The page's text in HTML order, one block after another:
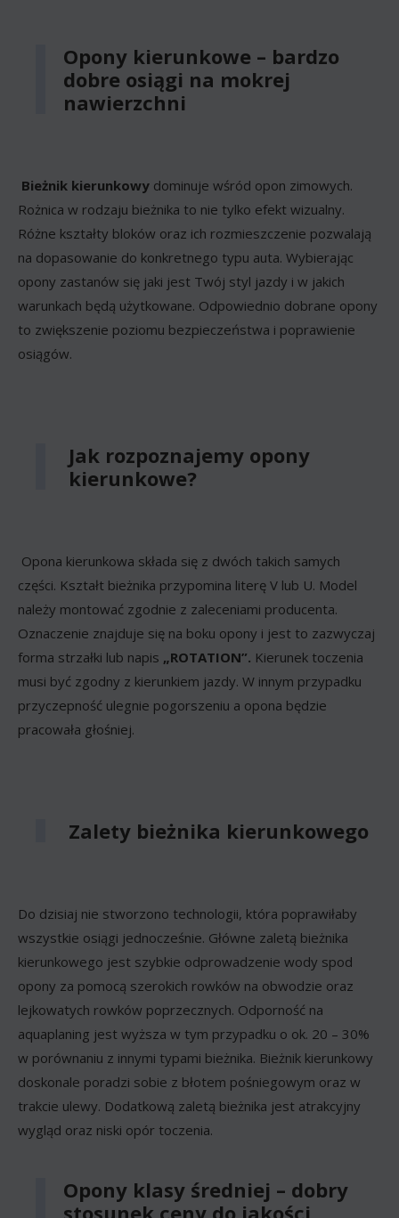
Opony kierunkowe – bardzo
dobre osiągi na mokrej
nawierzchni
Bieżnik kierunkowy dominuje wśród opon zimowych.
Rożnica w rodzaju bieżnika to nie tylko efekt wizualny.
Różne kształty bloków oraz ich rozmieszczenie pozwalają
na dopasowanie do konkretnego typu auta. Wybierając
opony zastanów się jaki jest Twój styl jazdy i w jakich
warunkach będą użytkowane. Odpowiednio dobrane opony
to zwiększenie poziomu bezpieczeństwa i poprawienie
osiągów.
Jak rozpoznajemy opony
kierunkowe?
Opona kierunkowa składa się z dwóch takich samych
części. Kształt bieżnika przypomina literę V lub U. Model
należy montować zgodnie z zaleceniami producenta.
Oznaczenie znajduje się na boku opony i jest to zazwyczaj
forma strzałki lub napis „ROTATION”. Kierunek toczenia
musi być zgodny z kierunkiem jazdy. W innym przypadku
przyczepność ulegnie pogorszeniu a opona będzie
pracowała głośniej.
Zalety bieżnika kierunkowego
Do dzisiaj nie stworzono technologii, która poprawiłaby
wszystkie osiągi jednocześnie. Główne zaletą bieżnika
kierunkowego jest szybkie odprowadzenie wody spod
opony za pomocą szerokich rowków na obwodzie oraz
lejkowatych rowków poprzecznych. Odporność na
aquaplaning jest wyższa w tym przypadku o ok. 20 – 30%
w porównaniu z innymi typami bieżnika. Bieżnik kierunkowy
doskonale poradzi sobie z błotem pośniegowym oraz w
trakcie ulewy. Dodatkową zaletą bieżnika jest atrakcyjny
wygląd oraz niski opór toczenia.
Opony klasy średniej – dobry
stosunek ceny do jakości